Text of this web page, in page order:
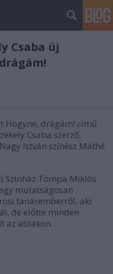
Csaba új
Hogyne, drágám! című
Csaba szerző,
István színész Máthé
Színház Tompa Miklós
mulatságosan
tanáremberről, aki
de előtte minden
az ablakon.